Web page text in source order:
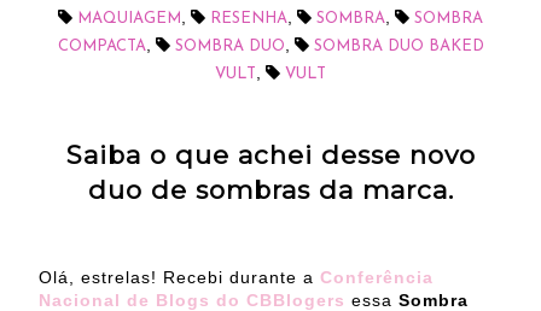
MAQUIAGEM RESENHA SOMBRA
SOMBRA
COMPACTA
SOMBRA DUO
SOMBRA DUO BAKED
VULT
VULT
Saiba o que achei desse novo
duo de sombras da marca.
Olá, estrelas! Recebi durante a Conferência
Nacional de Blogs do CBBlogers essa Sombra